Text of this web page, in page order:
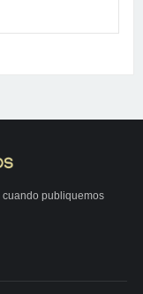
cuando publiquemos